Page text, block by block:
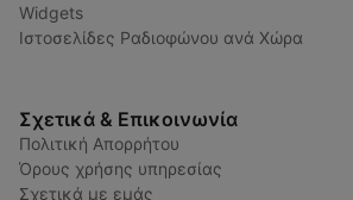
Widgets
Ιστοσελίδες Ραδιοφώνου ανά Χώρα
Σχετικά & Επικοινωνία
Πολιτική Απορρήτου
Όρους χρήσης υπηρεσίας
Σχετικά με εμάς